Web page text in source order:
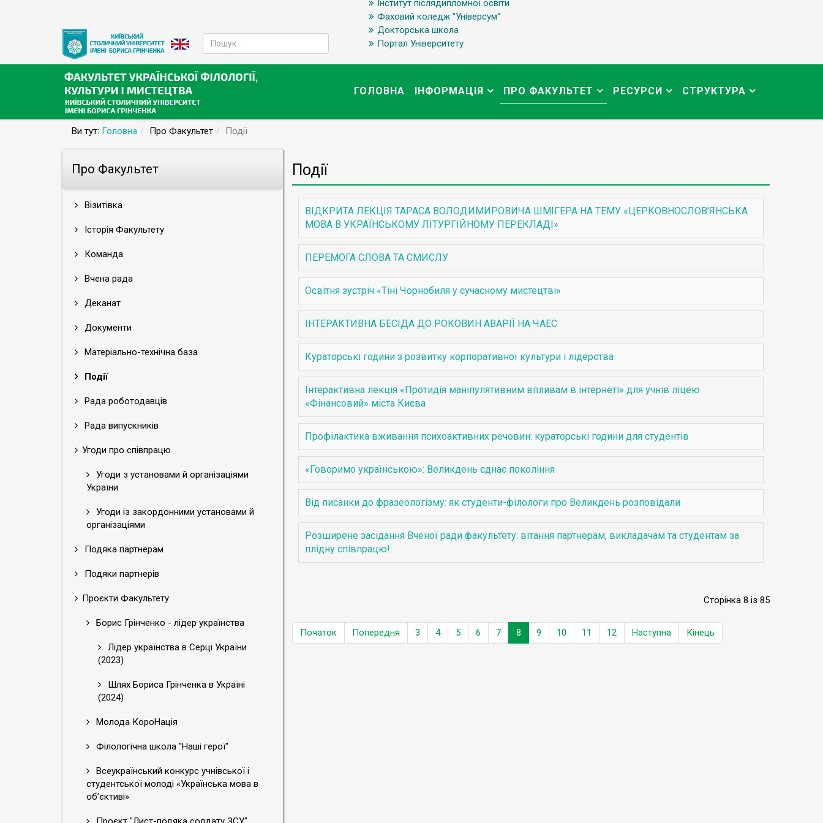
Інститут післядипломної освіти
Фаховий коледж "Універсум"
Докторська школа
Портал Університету
ГОЛОВНА ІНФОРМАЦІЯ ПРО ФАКУЛЬТЕТ РЕСУРСИ СТРУКТУРА
Ви тут: Головна Про Факультет Події
Про Факультет
Візитівка
Історія Факультету
Команда
Вчена рада
Деканат
Документи
Матеріально-технічна база
Події
Рада роботодавців
Рада випускників
Угоди про співпрацю
Угоди з установами й організаціями
України
Угоди із закордонними установами й
організаціями
Подяка партнерам
Подяки партнерів
Проєкти Факультету
Борис Грінченко - лідер українства
Лідер українства в Серці України
(2023)
Шлях Бориса Грінченка в Україні
(2024)
Молода КороНація
Філологічна школа "Наші герої"
Всеукраїнський конкурс учнівської і
студентської молоді «Українська мова в
об’єктиві»
Події
ВІДКРИТА ЛЕКЦІЯ ТАРАСА ВОЛОДИМИРОВИЧА ШМІГЕРА НА ТЕМУ «ЦЕРКОВНОСЛОВ’ЯНСЬКА
МОВА В УКРАЇНСЬКОМУ ЛІТУРГІЙНОМУ ПЕРЕКЛАДІ»
ПЕРЕМОГА СЛОВА ТА СМИСЛУ
Освітня зустріч «Тіні Чорнобиля у сучасному мистецтві»
ІНТЕРАКТИВНА БЕСІДА ДО РОКОВИН АВАРІЇ НА ЧАЕС
Кураторські години з розвитку корпоративної культури і лідерства
Інтерактивна лекція «Протидія маніпулятивним впливам в інтернеті» для учнів ліцею
«Фінансовий» міста Києва
Профілактика вживання психоактивних речовин: кураторські години для студентів
«Говоримо українською»: Великдень єднає покоління
Від писанки до фразеологізму: як студенти-філологи про Великдень розповідали
Розширене засідання Вченої ради факультету: вітання партнерам, викладачам та студентам за
плідну співпрацю!
Сторінка 8 із 85
Початок Попередня 3 4 5 6 7 8 9 10 11 12 Наступна Кінець